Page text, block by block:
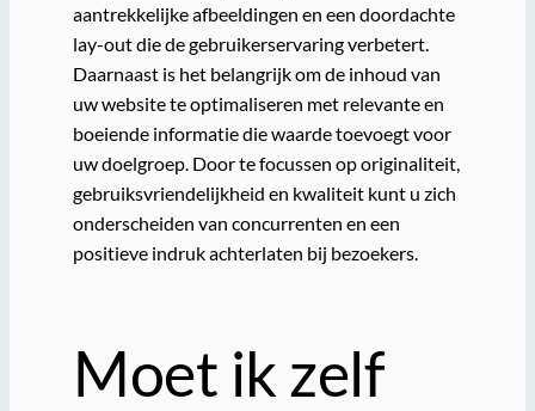
aantrekkelijke afbeeldingen en een doordachte
lay-out die de gebruikerservaring verbetert.
Daarnaast is het belangrijk om de inhoud van
uw website te optimaliseren met relevante en
boeiende informatie die waarde toevoegt voor
uw doelgroep. Door te focussen op originaliteit,
gebruiksvriendelijkheid en kwaliteit kunt u zich
onderscheiden van concurrenten en een
positieve indruk achterlaten bij bezoekers.
Moet ik zelf